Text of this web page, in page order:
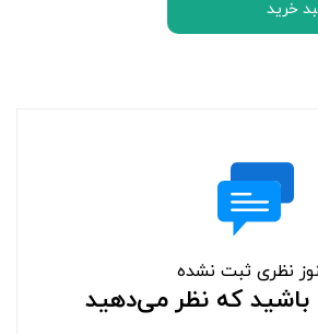
خرید
نظری ثبت نشده
باشید که نظر می‌دهید